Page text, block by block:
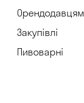
Орендодавцям
Закупівлі
Пивоварні